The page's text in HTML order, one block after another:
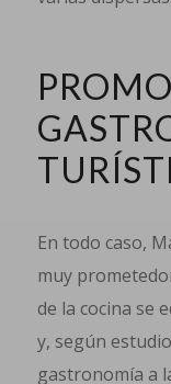
En todo caso,
muy
de la cocina se
y, según
gastronomía a